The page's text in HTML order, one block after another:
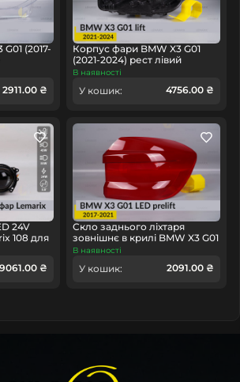
радимо купить світловод (кільце
замість нової оптики в зборі, це
та гроші!
(2017-
2911.00 ₴
Корпус фари BMW X3 G01
(2021-2024) рест лівий
В наявності
У кошик: 4756.00 ₴
24V
108 для
9061.00 ₴
Скло заднього ліхтаря
зовнішнє в крилі BMW X3 G01
LED (2017-2021) дорест праве
В наявності
У кошик: 2091.00 ₴